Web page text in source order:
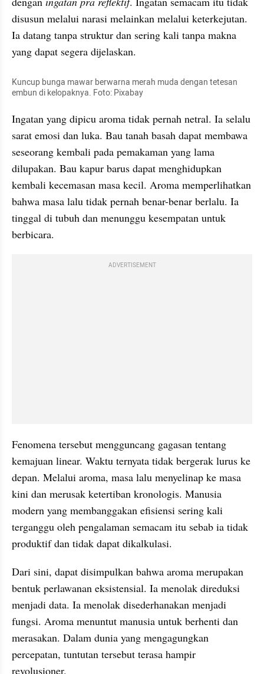
disusun melalui narasi melainkan melalui keterkejutan.
Ia datang tanpa struktur dan sering kali tanpa makna
yang dapat segera dijelaskan.
Kuncup bunga mawar berwarna merah muda dengan tetesan
embun di kelopaknya. Foto: Pixabay
Ingatan yang dipicu aroma tidak pernah netral. Ia selalu
sarat emosi dan luka. Bau tanah basah dapat membawa
seseorang kembali pada pemakaman yang lama
dilupakan. Bau kapur barus dapat menghidupkan
kembali kecemasan masa kecil. Aroma memperlihatkan
bahwa masa lalu tidak pernah benar-benar berlalu. Ia
tinggal di tubuh dan menunggu kesempatan untuk
berbicara.
ADVERTISEMENT
Fenomena tersebut mengguncang gagasan tentang
kemajuan linear. Waktu ternyata tidak bergerak lurus ke
depan. Melalui aroma, masa lalu menyelinap ke masa
kini dan merusak ketertiban kronologis. Manusia
modern yang membanggakan efisiensi sering kali
terganggu oleh pengalaman semacam itu sebab ia tidak
produktif dan tidak dapat dikalkulasi.
Dari sini, dapat disimpulkan bahwa aroma merupakan
bentuk perlawanan eksistensial. Ia menolak direduksi
menjadi data. Ia menolak disederhanakan menjadi
fungsi. Aroma menuntut manusia untuk berhenti dan
merasakan. Dalam dunia yang mengagungkan
percepatan, tuntutan tersebut terasa hampir
revolusioner.